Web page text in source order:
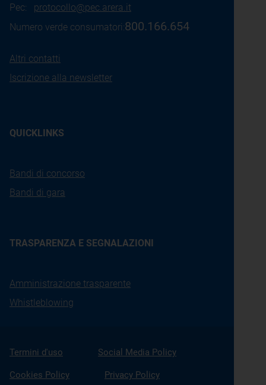
Pec: protocollo@pec.arera.it
Numero verde consumatori:800.166.654
Altri contatti
Iscrizione alla newsletter
QUICKLINKS
Bandi di concorso
Bandi di gara
TRASPARENZA E SEGNALAZIONI
Amministrazione trasparente
Whistleblowing
Termini d'uso Social Media Policy
Cookies Policy Privacy Policy